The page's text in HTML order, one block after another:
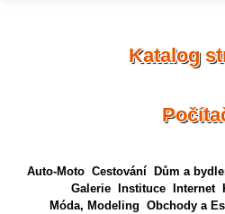
Katalog
Auto-Moto Cestování Dům a
Galerie
Instituce Internet
Móda, Modeling Obchody a